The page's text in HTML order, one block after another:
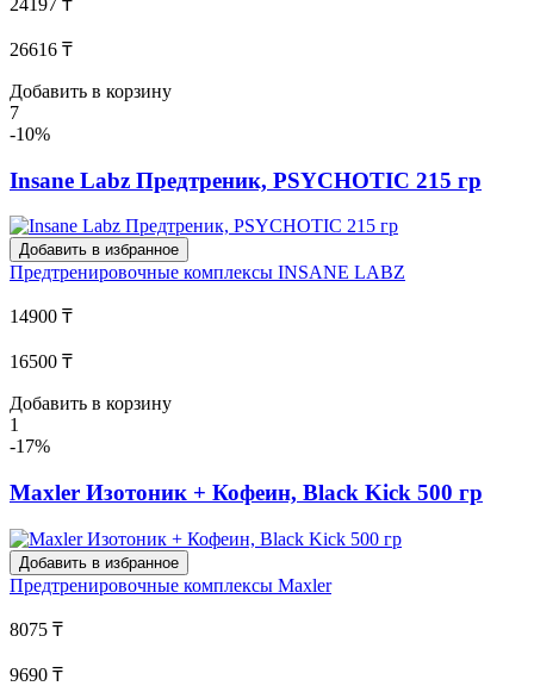
24197 ₸
26616 ₸
Добавить в корзину
7
-10%
Insane Labz Предтреник, PSYCHOTIC 215 гр
Добавить в избранное
Предтренировочные комплексы INSANE LABZ
14900 ₸
16500 ₸
Добавить в корзину
1
-17%
Maxler Изотоник + Кофеин, Black Kick 500 гр
Добавить в избранное
Предтренировочные комплексы Maxler
8075 ₸
9690 ₸